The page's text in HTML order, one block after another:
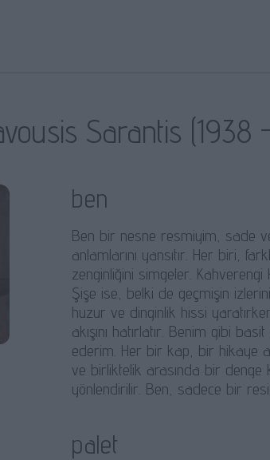
Sarantis (1938 –
ben
Ben bir nesne resmiyim, sade
anlamlarını yansıtır. Her biri,
zenginliğini simgeler.
Şişe ise, belki de geçmişin
huzur ve dinginlik hissi
akışını hatırlatır. Benim gibi
ederim. Her bir kap, bir hikaye
ve birliktelik arasında bir denge
yönlendirilir. Ben, sadece bir
palet